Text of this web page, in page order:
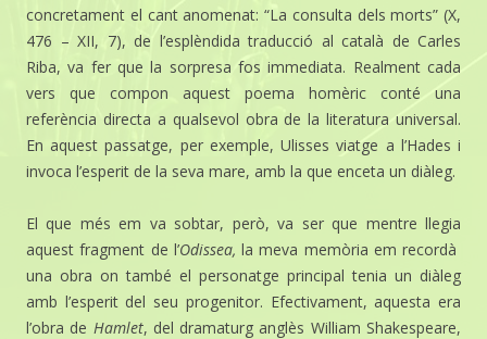
concretament el cant anomenat: “La consulta dels morts” (X,
476 – XII, 7), de l’esplèndida traducció al català de Carles
Riba, va fer que la sorpresa fos immediata. Realment cada
vers que compon aquest poema homèric conté una
referència directa a qualsevol obra de la literatura universal.
En aquest passatge, per exemple, Ulisses viatge a l’Hades i
invoca l’esperit de la seva mare, amb la que enceta un diàleg.
El que més em va sobtar, però, va ser que mentre llegia
aquest fragment de l’Odissea, la meva memòria em recordà
una obra on també el personatge principal tenia un diàleg
amb l’esperit del seu progenitor. Efectivament, aquesta era
l’obra de Hamlet, del dramaturg anglès William Shakespeare,